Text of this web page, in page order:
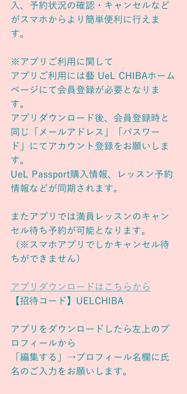
入、予約状況の確認・キャンセルなど
がスマホからより簡単便利に行えま
す。
※アプリご利用に関して
アプリご利用には藝 UeL CHIBAホーム
ページにて会員登録が必要となりま
す。
アプリダウンロード後、会員登録時と
同じ「メールアドレス」「パスワー
ド」にてアカウント登録をお願いしま
す。
UeL Passport購入情報、レッスン予約
情報などが同期されます。
またアプリでは満員レッスンのキャン
セル待ち予約が可能となります。
（※スマホアプリでしかキャンセル待
ちができません）
アプリダウンロードはこちらから
【招待コード】UELCHIBA
アプリをダウンロードしたら左上のプ
ロフィールから
「編集する」→プロフィール名欄に氏
名のご入力をお願いします。